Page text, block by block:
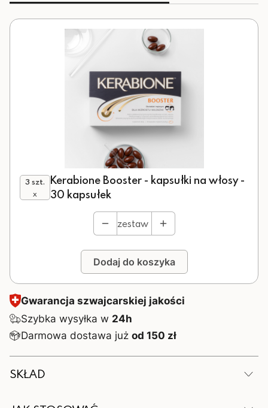
3 szt.
x
Kerabione Booster - kapsułki na włosy -
30 kapsułek
zestaw
Dodaj do koszyka
Gwarancja szwajcarskiej jakości
Szybka wysyłka w 24h
Darmowa dostawa jużod 150 zł
SKŁAD